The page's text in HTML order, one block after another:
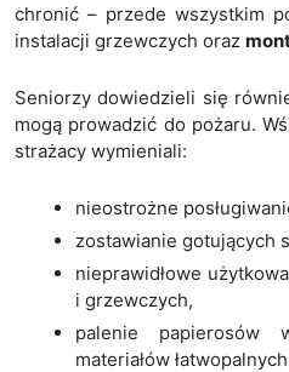
chronić – przede wszystkim
instalacji grzewczych oraz
Seniorzy dowiedzieli się
mogą prowadzić do pożaru.
strażacy wymieniali:
nieostrożne
zostawianie gotujących
nieprawidłowe
i grzewczych,
palenie
materiałów